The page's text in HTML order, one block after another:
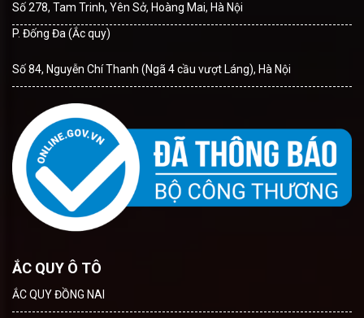
Số 278, Tam Trinh, Yên Sở, Hoàng Mai, Hà Nội
P. Đống Đa (Ắc quy)
Số 84, Nguyễn Chí Thanh (Ngã 4 cầu vượt Láng), Hà Nội
ẮC QUY Ô TÔ
ẮC QUY ĐỒNG NAI